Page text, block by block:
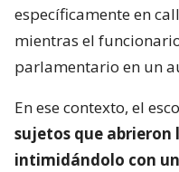
específicamente en
mientras el
parlamentario en un
En ese contexto, el
sujetos que abrieron
intimidándolo con